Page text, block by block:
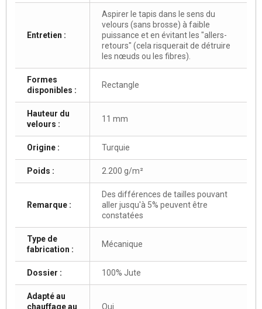
Entretien :
Aspirer le tapis dans le sens du
velours (sans brosse) à faible
puissance et en évitant les "allers-
retours" (cela risquerait de détruire
les nœuds ou les fibres).
Formes
disponibles :
Rectangle
Hauteur du
velours :
11 mm
Origine : Turquie
Poids : 2.200 g/m²
Remarque :
Des différences de tailles pouvant
aller jusqu'à 5% peuvent être
constatées
Type de
fabrication :
Mécanique
Dossier : 100% Jute
Adapté au
chauffage au
Oui